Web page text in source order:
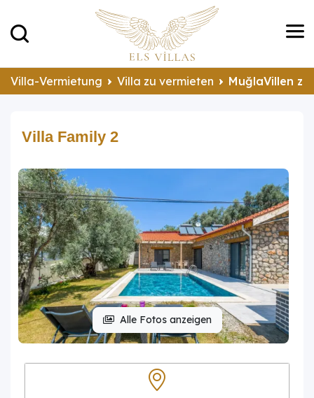
Villa-Vermietung Villa zu vermieten MuğlaVillen
Villa Family 2
Alle Fotos anzeigen